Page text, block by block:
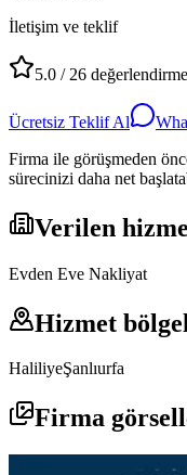
İletişim ve teklif
5.0 / 26 değerlendirme
Ücretsiz Teklif Al
Firma ile görüşmeden
sürecinizi daha net
Verilen
Evden Eve Nakliyat
Hizmet
HaliliyeŞanlıurfa
Firma